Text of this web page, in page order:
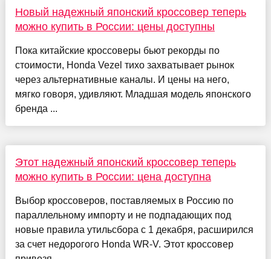
Новый надежный японский кроссовер теперь
можно купить в России: цены доступны
Пока китайские кроссоверы бьют рекорды по
стоимости, Honda Vezel тихо захватывает рынок
через альтернативные каналы. И цены на него,
мягко говоря, удивляют. Младшая модель японского
бренда ...
Этот надежный японский кроссовер теперь
можно купить в России: цена доступна
Выбор кроссоверов, поставляемых в Россию по
параллельному импорту и не подпадающих под
новые правила утильсбора с 1 декабря, расширился
за счет недорогого Honda WR-V. Этот кроссовер